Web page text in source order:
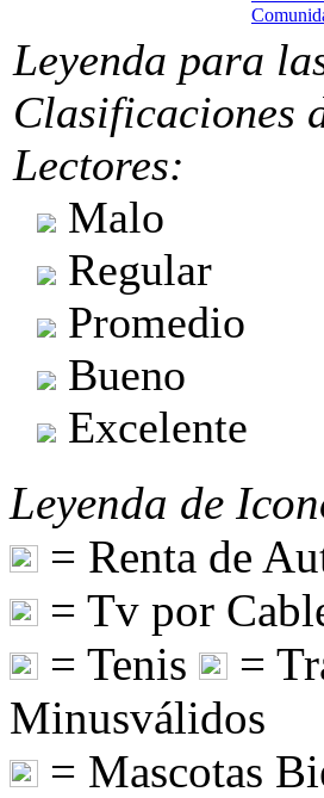
Leyenda para
Clasificaciones
Lectores:
Malo
Regular
Promedio
Bueno
Excelente
Leyenda de
= Renta de
= Tv por
= Tenis
=
Minusválidos
= Mascotas